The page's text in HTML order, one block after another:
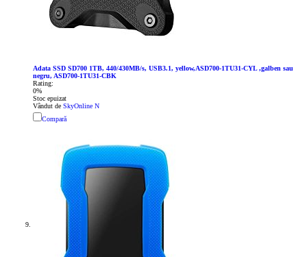
Adata SSD SD700 1TB, 440/430MB/s, USB3.1, yellow,ASD700-1TU31-CYL ,galben sau
negru, ASD700-1TU31-CBK
Rating:
0%
Stoc epuizat
Vândut de SkyOnline N
Compară